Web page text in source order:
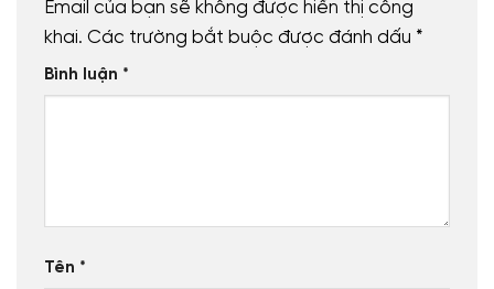
Email của bạn sẽ không được hiển thị công
khai. Các trường bắt buộc được đánh dấu *
Bình luận *
Tên *